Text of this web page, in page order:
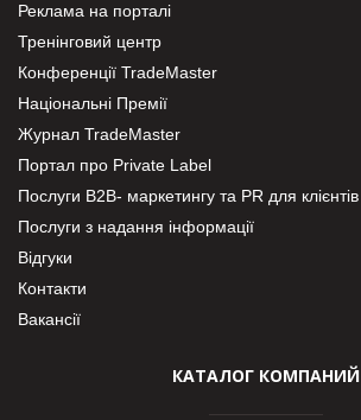
Реклама на порталі
Тренінговий центр
Конференції TradeMaster
Національні Премії
Журнал TradeMaster
Портал про Private Label
Послуги В2В- маркетингу та PR для клієнтів
Послуги з надання інформації
Відгуки
Контакти
Вакансії
КАТАЛОГ КОМПАНИЙ